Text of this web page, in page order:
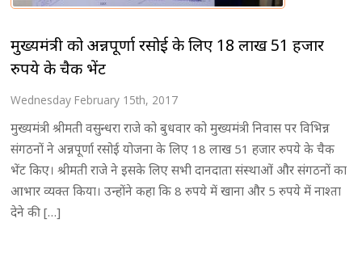
मुख्यमंत्री को अन्नपूर्णा रसोई के लिए 18 लाख 51 हजार
रुपये के चैक भेंट
Wednesday February 15th, 2017
मुख्यमंत्री श्रीमती वसुन्धरा राजे को बुधवार को मुख्यमंत्री निवास पर विभिन्न
संगठनों ने अन्नपूर्णा रसोई योजना के लिए 18 लाख 51 हजार रुपये के चैक
भेंट किए। श्रीमती राजे ने इसके लिए सभी दानदाता संस्थाओं और संगठनों का
आभार व्यक्त किया। उन्होंने कहा कि 8 रुपये में खाना और 5 रुपये में नाश्ता
देने की […]